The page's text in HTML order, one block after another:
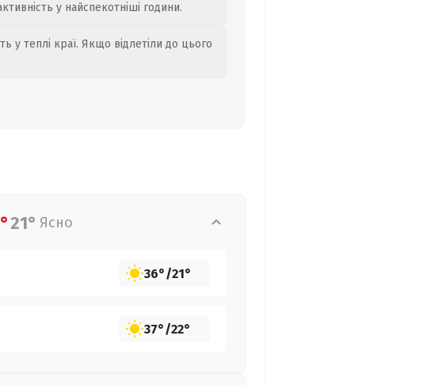
у найспекотніші години.
у теплі краї. Якщо відлетіли до цього
21° Ясно
36°/21°
37°/22°